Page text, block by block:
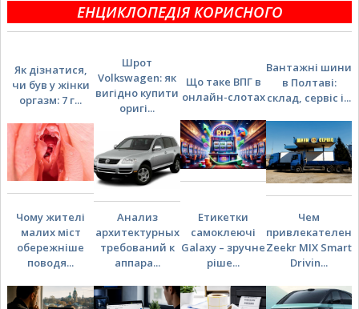
ЕНЦИКЛОПЕДІЯ КОРИСНОГО
Як дізнатися,
чи був у жінки
оргазм: 7 г...
Шрот
Volkswagen: як
вигідно купити
оригі...
Що таке ВПГ в
онлайн-слотах
Вантажні шини
в Полтаві:
склад, сервіс і...
Чому жителі
малих міст
обережніше
поводя...
Анализ
архитектурных
требований к
аппара...
Етикетки
самоклеючі
Galaxy – зручне
ріше...
Чем
привлекателен
Zeekr MIX Smart
Drivin...